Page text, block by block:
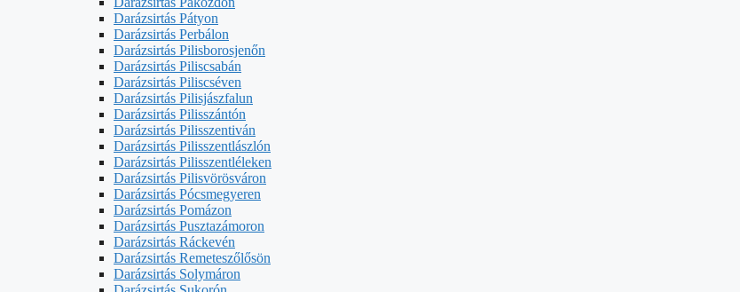
Darázsirtás Pátyon
Darázsirtás Perbálon
Darázsirtás Pilisborosjenőn
Darázsirtás Piliscsabán
Darázsirtás Piliscséven
Darázsirtás Pilisjászfalun
Darázsirtás Pilisszántón
Darázsirtás Pilisszentiván
Darázsirtás Pilisszentlászlón
Darázsirtás Pilisszentléleken
Darázsirtás Pilisvörösváron
Darázsirtás Pócsmegyeren
Darázsirtás Pomázon
Darázsirtás Pusztazámoron
Darázsirtás Ráckevén
Darázsirtás Remeteszőlősön
Darázsirtás Solymáron